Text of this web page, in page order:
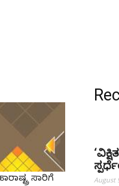
ಸಾರಿಗೆ
August